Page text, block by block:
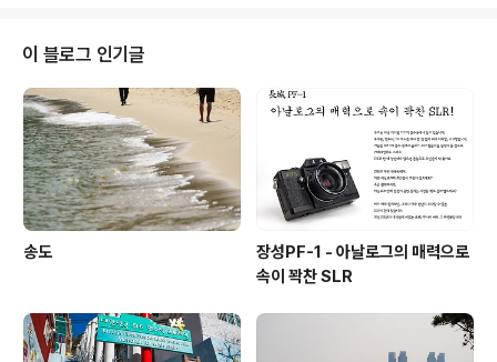
렌즈를 사용한 카메라이다. 아주 간단합니다. 그저 플라스
틱으로 만들어진 카메라라면 토이카메라라고 칭하면 되겠
습니다. 그러나 대부분의 모든 정의가 그러하듯이 예외도
존재합니다. 초창기 토이카메라 유저들이 즐겨 쓰던 러시
아에서 생산된 일부 기종의 경우 바디의 재질은 플라스틱
이지만 코팅된 유리렌즈가 탑재되어 있습니다..
이 블로그 인기글
송도
장성PF-1 - 아날로그의 매력으로
속이 꽉찬 SLR